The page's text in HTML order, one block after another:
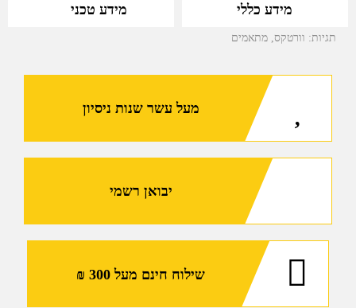
כוונת
HUNTER
מידע כללי מידע טכני
תגיות: וורטקס, מתאמים
מעל עשר שנות ניסיון
יבואן רשמי
שילוח חינם מעל 300 ₪